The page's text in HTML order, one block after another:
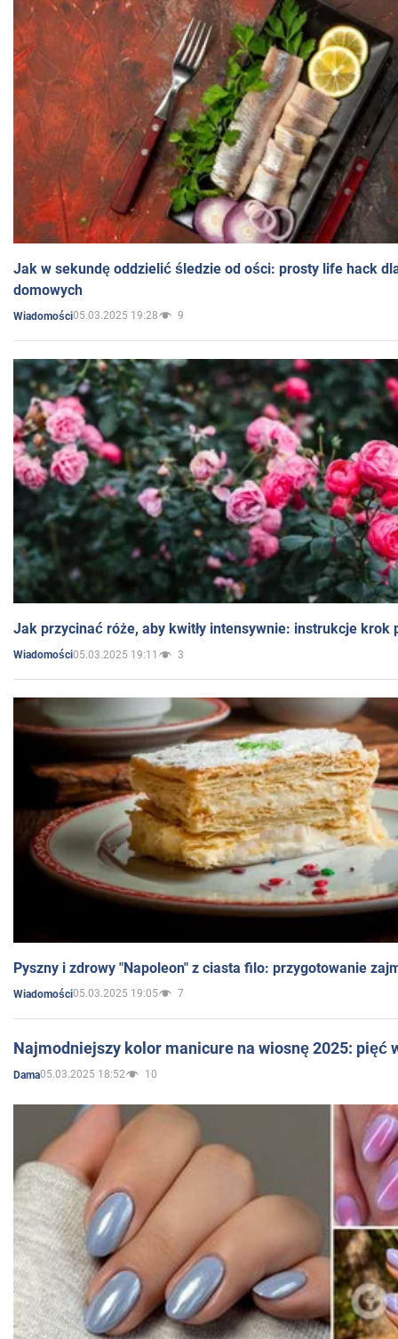
Jak w sekundę oddzielić śledzie od ości: prosty life hack
domowych
Wiadomości05.03.2025 19:28 9
Jak przycinać róże, aby kwitły intensywnie: instrukcje krok
Wiadomości05.03.2025 19:11 3
Pyszny i zdrowy "Napoleon" z ciasta filo: przygotowanie
Wiadomości05.03.2025 19:05 7
Najmodniejszy kolor manicure na wiosnę 2025: pięć
Dama05.03.2025 18:52 10